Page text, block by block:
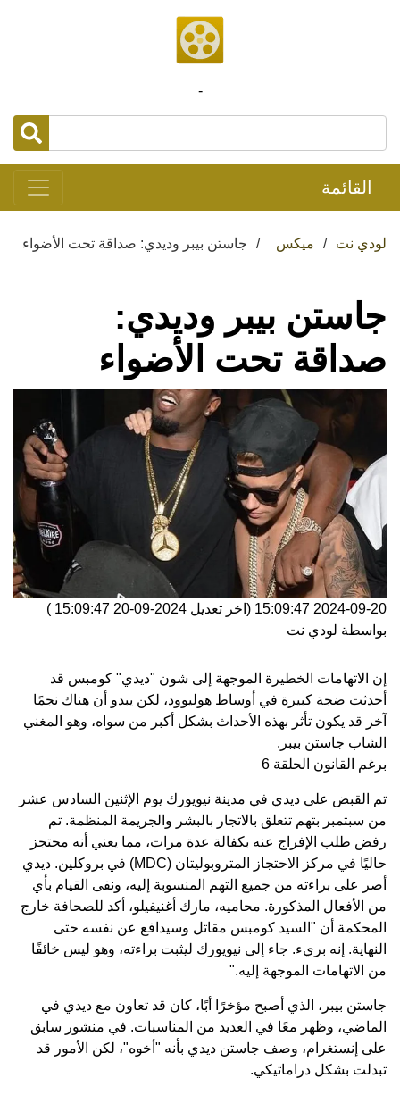
-
القائمة
لودي نت ميكس جاستن بيبر وديدي: صداقة تحت الأضواء
جاستن بيبر وديدي:
صداقة تحت الأضواء
2024-09-20 15:09:47 (اخر تعديل 2024-09-20 15:09:47
)
بواسطة لودي نت
إن الاتهامات الخطيرة الموجهة إلى شون "ديدي" كومبس قد
أحدثت ضجة كبيرة في أوساط هوليوود، لكن يبدو أن هناك نجمًا
آخر قد يكون تأثر بهذه الأحداث بشكل أكبر من سواه، وهو المغني
الشاب جاستن بيبر.
برغم القانون الحلقة 6
تم القبض على ديدي في مدينة نيويورك يوم الإثنين السادس عشر
من سبتمبر بتهم تتعلق بالاتجار بالبشر والجريمة المنظمة. تم
رفض طلب الإفراج عنه بكفالة عدة مرات، مما يعني أنه محتجز
حاليًا في مركز الاحتجاز المتروبوليتان (MDC) في بروكلين. ديدي
أصر على براءته من جميع التهم المنسوبة إليه، ونفى القيام بأي
من الأفعال المذكورة. محاميه، مارك أغنيفيلو، أكد للصحافة خارج
المحكمة أن "السيد كومبس مقاتل وسيدافع عن نفسه حتى
النهاية. إنه بريء. جاء إلى نيويورك ليثبت براءته، وهو ليس خائفًا
من الاتهامات الموجهة إليه."
جاستن بيبر، الذي أصبح مؤخرًا أبًا، كان قد تعاون مع ديدي في
الماضي، وظهر معًا في العديد من المناسبات. في منشور سابق
على إنستغرام، وصف جاستن ديدي بأنه "أخوه"، لكن الأمور قد
تبدلت بشكل دراماتيكي.